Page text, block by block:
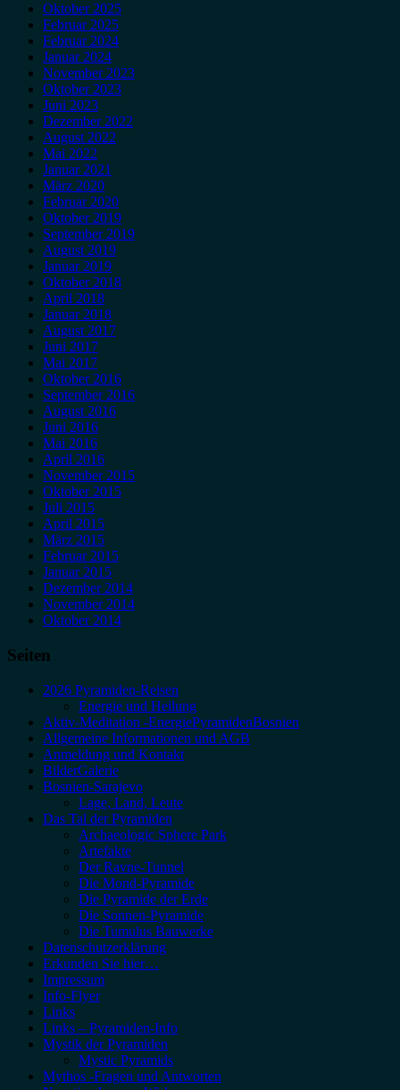
Oktober 2025
Februar 2025
Februar 2024
Januar 2024
November 2023
Oktober 2023
Juni 2023
Dezember 2022
August 2022
Mai 2022
Januar 2021
März 2020
Februar 2020
Oktober 2019
September 2019
August 2019
Januar 2019
Oktober 2018
April 2018
Januar 2018
August 2017
Juni 2017
Mai 2017
Oktober 2016
September 2016
August 2016
Juni 2016
Mai 2016
April 2016
November 2015
Oktober 2015
Juli 2015
April 2015
März 2015
Februar 2015
Januar 2015
Dezember 2014
November 2014
Oktober 2014
Seiten
2026 Pyramiden-Reisen
Energie und Heilung
Aktiv-Meditation -EnergiePyramidenBosnien
Allgemeine Informationen und AGB
Anmeldung und Kontakt
BilderGalerie
Bosnien-Sarajevo
Lage, Land, Leute
Das Tal der Pyramiden
Archaeologic Sphere Park
Artefakte
Der Ravne-Tunnel
Die Mond-Pyramide
Die Pyramide der Erde
Die Sonnen-Pyramide
Die Tumulus Bauwerke
Datenschutzerklärung
Erkunden Sie hier…
Impressum
Info-Flyer
Links
Links – Pyramiden-Info
Mystik der Pyramiden
Mystic Pyramids
Mythos -Fragen und Antworten